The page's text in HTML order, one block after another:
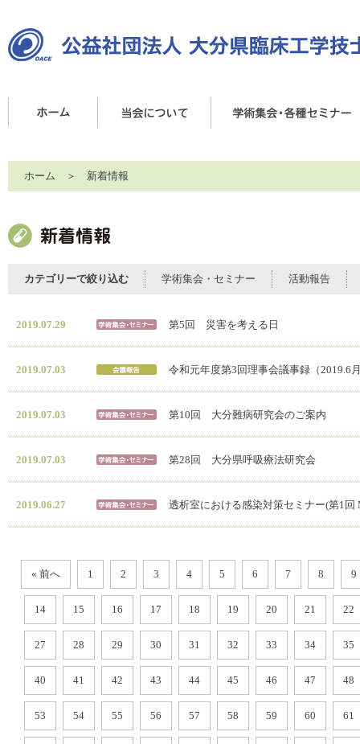
ホーム ＞ 新着情報
カテゴリーで絞り込む 学術集会・セミナー 活動報告
2019.07.29 第5回 災害を考える日
2019.07.03 令和元年度第3回理事会議事録（2019.6
2019.07.03 第10回 大分難病研究会のご案内
2019.07.03 第28回 大分県呼吸療法研究会
2019.06.27 透析室における感染対策セミナー(第1回
« 前へ 1 2 3 4 5 6 7 8 9
14 15 16 17 18 19 20 21 22
27 28 29 30 31 32 33 34 35
40 41 42 43 44 45 46 47 48
53 54 55 56 57 58 59 60 61